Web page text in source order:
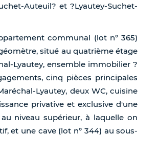
Auteuil? et ?Lyautey-Suchet-
communal (lot n° 365)
situé au quatrième étage
Lyautey, ensemble immobilier ?
cinq pièces principales
Lyautey, deux WC, cuisine
privative et exclusive d'une
niveau supérieur, à laquelle on
et une cave (lot n° 344) au sous-